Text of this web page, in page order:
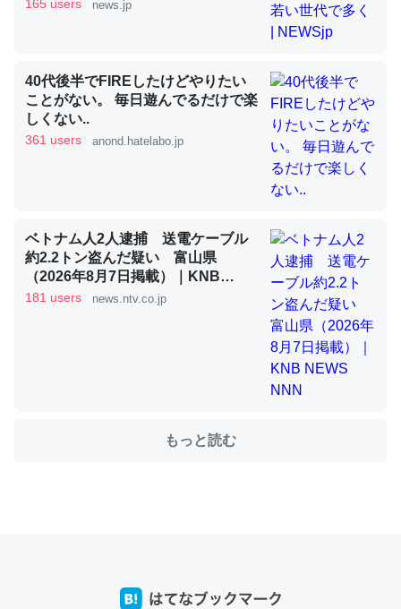
利だから両方が拮抗してるのでは」とあって面白い。海に
いる鋏角類（カブトガニ・ウミグモ）はカルシウムを使わ
ずキチンを強化してる筈だが、酵素が違うのか？
─ニュース :: 【研究発表】昆虫学の大問題＝「昆虫はなぜ海にいな
これを元に考えるとカルシウムを大量に使う脊椎動物と貝
類は苦労してるんだな…。腹足類だと殻を無くしてナメク
─ニュース :: 【研究発表】昆虫学の大問題＝「昆虫はなぜ海にいな
165 users news.jp
40代後半でFIREしたけどやりたい
ことがない。 毎日遊んでるだけで楽
しくない..
361 users anond.hatelabo.jp
ベトナム人2人逮捕 送電ケーブル
約2.2トン盗んだ疑い 富山県
（2026年8月7日掲載）｜KNB
NEWS NNN
181 users news.ntv.co.jp
もっと読む